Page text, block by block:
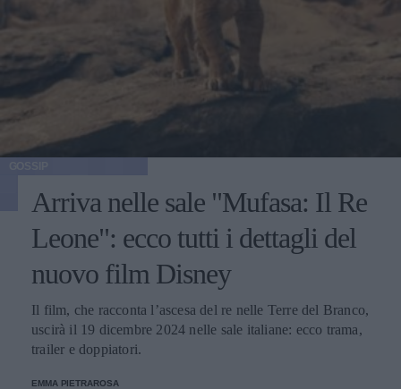
Arriva nelle sale "Mufasa: Il Re
Leone": ecco tutti i dettagli del
nuovo film Disney
Il film, che racconta l’ascesa del re nelle Terre del Branco,
uscirà il 19 dicembre 2024 nelle sale italiane: ecco trama,
trailer e doppiatori.
EMMA PIETRAROSA